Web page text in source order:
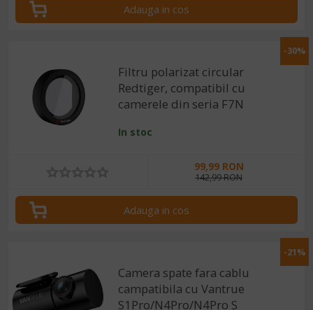
Adauga in cos
-30%
Filtru polarizat circular
Redtiger, compatibil cu
camerele din seria F7N
In stoc
99,99 RON
142,99 RON
Adauga in cos
-21%
Camera spate fara cablu
campatibila cu Vantrue
S1Pro/N4Pro/N4Pro S